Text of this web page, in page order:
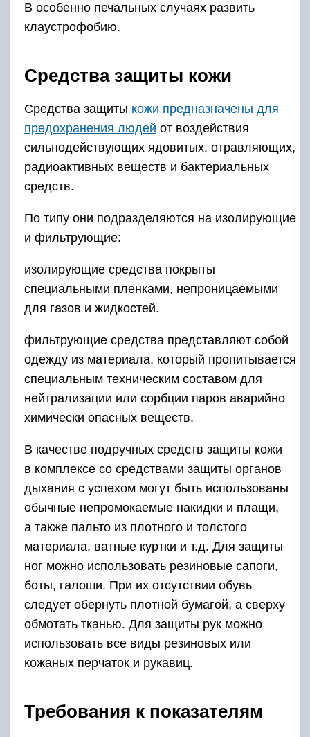
В особенно печальных случаях развить
клаустрофобию.
Средства защиты кожи
Средства защиты кожи предназначены для
предохранения людей от воздействия
сильнодействующих ядовитых, отравляющих,
радиоактивных веществ и бактериальных
средств.
По типу они подразделяются на изолирующие
и фильтрующие:
изолирующие средства покрыты
специальными пленками, непроницаемыми
для газов и жидкостей.
фильтрующие средства представляют собой
одежду из материала, который пропитывается
специальным техническим составом для
нейтрализации или сорбции паров аварийно
химически опасных веществ.
В качестве подручных средств защиты кожи
в комплексе со средствами защиты органов
дыхания с успехом могут быть использованы
обычные непромокаемые накидки и плащи,
а также пальто из плотного и толстого
материала, ватные куртки и т.д. Для защиты
ног можно использовать резиновые сапоги,
боты, галоши. При их отсутствии обувь
следует обернуть плотной бумагой, а сверху
обмотать тканью. Для защиты рук можно
использовать все виды резиновых или
кожаных перчаток и рукавиц.
Требования к показателям